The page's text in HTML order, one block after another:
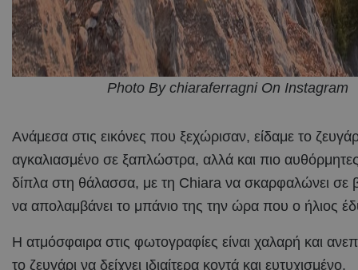
Photo By chiaraferragni On Instagram
Ανάμεσα στις εικόνες που ξεχώρισαν, είδαμε το
αγκαλιασμένο σε ξαπλώστρα, αλλά και πιο
δίπλα στη θάλασσα, με τη Chiara να σκαρφαλώνει σε
να απολαμβάνει το μπάνιο της την ώρα που ο ήλιος
Η ατμόσφαιρα στις φωτογραφίες είναι χαλαρή και
το ζευγάρι να δείχνει ιδιαίτερα κοντά και ευτυχισμένο.